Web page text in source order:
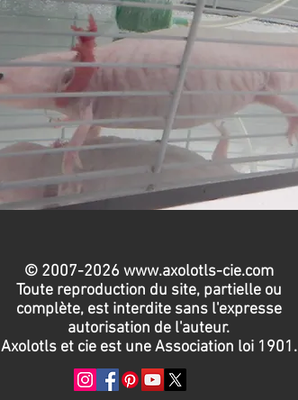
© 2007-2026 www.axolotls-cie.com
Toute reproduction du site, partielle ou
complète, est interdite sans l'expresse
autorisation de l'auteur.
Axolotls et cie est une Association loi 1901.